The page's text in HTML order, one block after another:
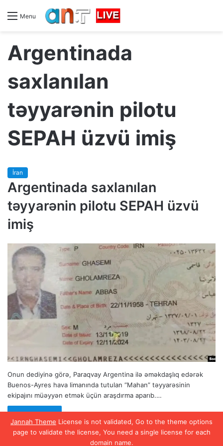
Jannah Theme License is not validated, Go to the theme options
page to validate the license, You need a single license for each
domain name.
Menu
Argentinada
saxlanılan
təyyarənin pilotu
SEPAH üzvü imiş
İran
Argentinada saxlanılan
təyyarənin pilotu SEPAH üzvü
imiş
Onun dediyinə görə, Paraqvay Argentina ilə əməkdaşlıq edərək
Buenos-Ayres hava limanında tutulan “Mahan” təyyarəsinin
ekipajını müəyyən etmək üçün araşdırma aparıb.…
Read More »